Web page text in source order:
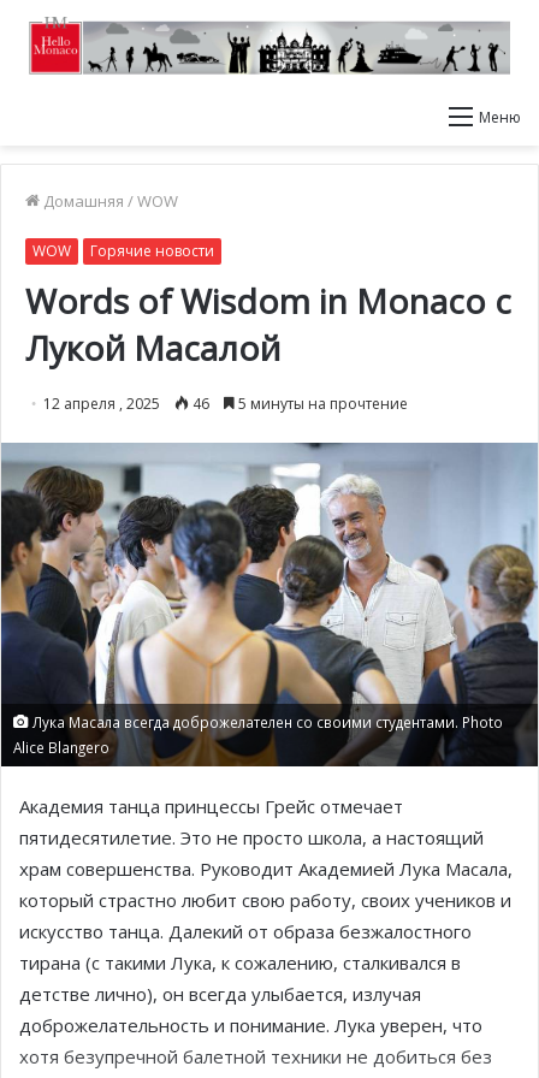
Меню
Домашняя /WOW
WOW Горячие новости
Words of Wisdom in Monaco с
Лукой Масалой
12 апреля , 2025 46 5 минуты на прочтение
Лука Масала всегда доброжелателен со своими студентами. Photo
Alice Blangero
Академия танца принцессы Грейс отмечает
пятидесятилетие. Это не просто школа, а настоящий
храм совершенства. Руководит Академией Лука Масала,
который страстно любит свою работу, своих учеников и
искусство танца. Далекий от образа безжалостного
тирана (с такими Лука, к сожалению, сталкивался в
детстве лично), он всегда улыбается, излучая
доброжелательность и понимание. Лука уверен, что
хотя безупречной балетной техники не добиться без